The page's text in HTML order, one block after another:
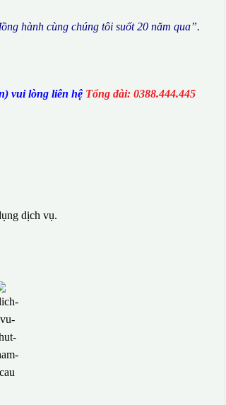
ồng hành cùng chúng tôi suốt 20 năm qua”.
vui lòng liên hệ Tổng đài: 0388.444.445
dịch vụ.